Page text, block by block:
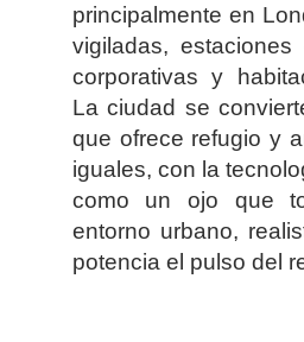
principalmente en
vigiladas,
corporativas y
La ciudad se
que ofrece refugio y
iguales, con la
como un ojo que
entorno urbano,
potencia el pulso del